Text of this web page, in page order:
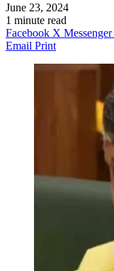
June 23, 2024
1 minute read
Facebook X Messenger
Email Print